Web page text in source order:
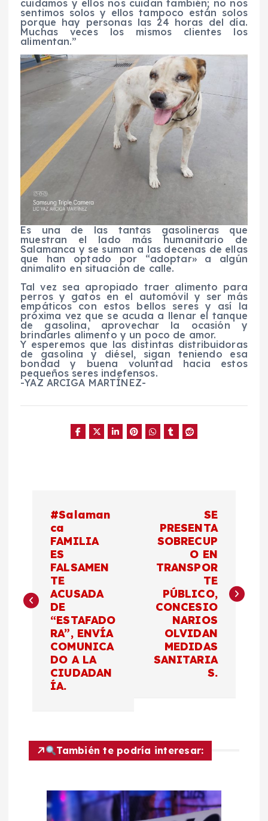
cuidamos y ellos nos cuidan también; no nos
sentimos solos y ellos tampoco están solos
porque hay personas las 24 horas del día.
Muchas veces los mismos clientes los
alimentan.”
Es una de las tantas gasolineras que
muestran el lado más humanitario de
Salamanca y se suman a las decenas de ellas
que han optado por “adoptar» a algún
animalito en situación de calle.
Tal vez sea apropiado traer alimento para
perros y gatos en el automóvil y ser más
empáticos con estos bellos seres y así la
próxima vez que se acuda a llenar el tanque
de gasolina, aprovechar la ocasión y
brindarles alimento y un poco de amor.
Y esperemos que las distintas distribuidoras
de gasolina y diésel, sigan teniendo esa
bondad y buena voluntad hacia estos
pequeños seres indefensos.
-YAZ ARCIGA MARTÍNEZ-
e
ó
n
#Salaman
ca
FAMILIA
ES
FALSAMEN
TE
ACUSADA
DE
“ESTAFADO
RA”, ENVÍA
COMUNICA
DO A LA
CIUDADAN
ÍA.
SE
PRESENTA
SOBRECUP
O EN
TRANSPOR
TE
PÚBLICO,
CONCESIO
NARIOS
OLVIDAN
MEDIDAS
SANITARIA
S.
También te podría interesar: